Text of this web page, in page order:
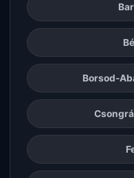
Borsod-